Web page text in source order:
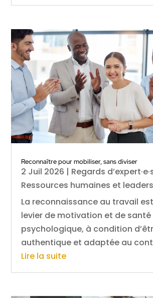
Reconnaître pour mobiliser, sans diviser
2 Juil 2026 | Regards
Ressources humaines et
La reconnaissance au travail
levier de motivation et de santé
psychologique, à condition
authentique et adaptée au
Lire la suite